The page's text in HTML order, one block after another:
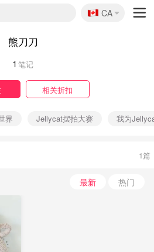
🇨🇦
CA
熊刀刀
1 笔记
相关折扣
界 Jellycat摆拍大赛 我为
1篇
最新 热门